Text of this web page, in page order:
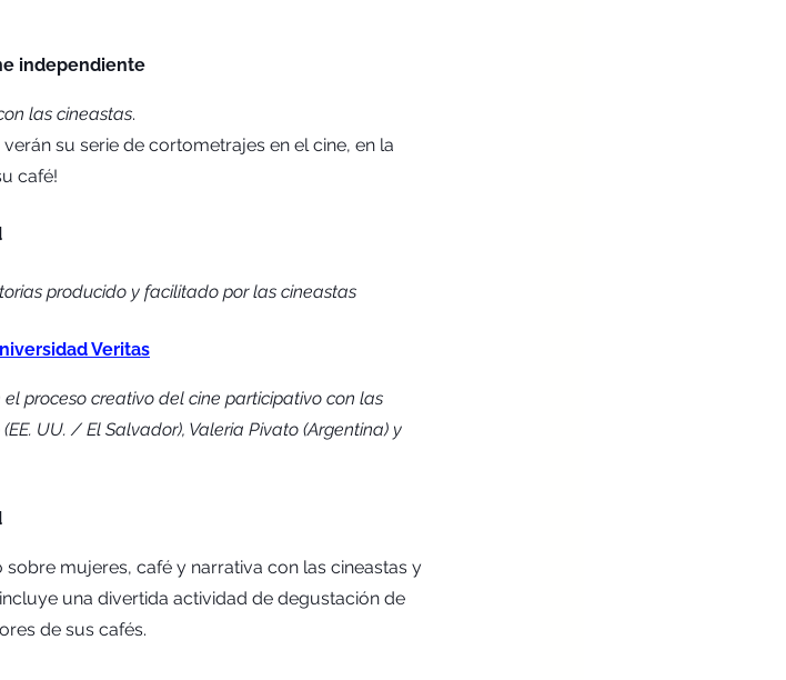
independiente
las cineastas.
su serie de cortometrajes en el cine, en la
café!
producido y facilitado por las cineastas
Veritas
proceso creativo del cine participativo con las
UU. / El Salvador), Valeria Pivato (Argentina) y
mujeres, café y narrativa con las cineastas y
una divertida actividad de degustación de
de sus cafés.